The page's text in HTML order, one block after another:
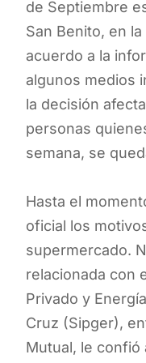
de Septiembre
San Benito, en
acuerdo a la
algunos medios
la decisión
personas
semana, se
Hasta el
oficial los
supermercado.
relacionada con
Privado y
Cruz (Sipger),
Mutual, le confió